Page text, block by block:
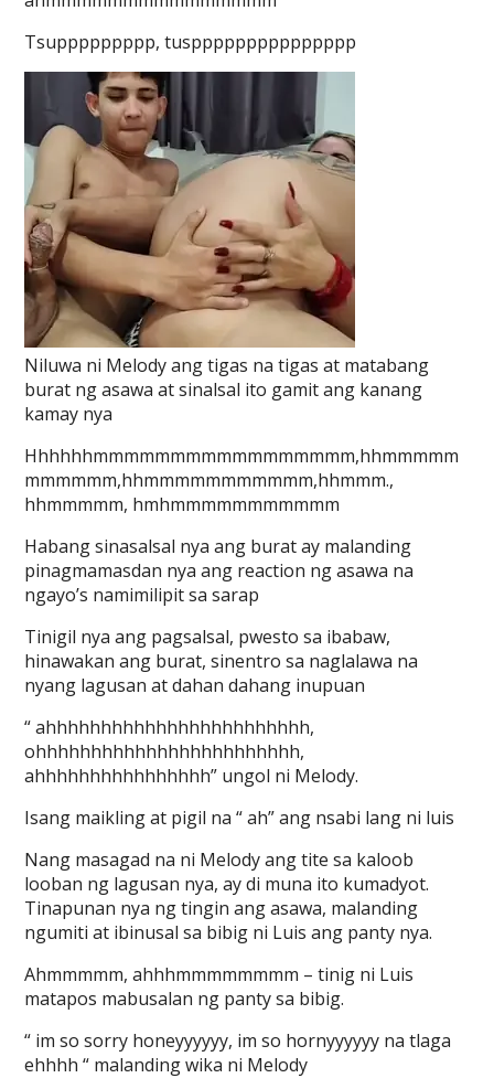
Tsuppppppppp, tusppppppppppppppp
Niluwa ni Melody ang tigas na tigas at matabang
burat ng asawa at sinalsal ito gamit ang kanang
kamay nya
Hhhhhhmmmmmmmmmmmmmmmmm,hhmmmmm
mmmmmm,hhmmmmmmmmmmm,hhmmm.,
hhmmmmm, hmhmmmmmmmmmmm
Habang sinasalsal nya ang burat ay malanding
pinagmamasdan nya ang reaction ng asawa na
ngayo’s namimilipit sa sarap
Tinigil nya ang pagsalsal, pwesto sa ibabaw,
hinawakan ang burat, sinentro sa naglalawa na
nyang lagusan at dahan dahang inupuan
“ ahhhhhhhhhhhhhhhhhhhhhhhh,
ohhhhhhhhhhhhhhhhhhhhhhhh,
ahhhhhhhhhhhhhhhh” ungol ni Melody.
Isang maikling at pigil na “ ah” ang nsabi lang ni luis
Nang masagad na ni Melody ang tite sa kaloob
looban ng lagusan nya, ay di muna ito kumadyot.
Tinapunan nya ng tingin ang asawa, malanding
ngumiti at ibinusal sa bibig ni Luis ang panty nya.
Ahmmmmm, ahhhmmmmmmmm – tinig ni Luis
matapos mabusalan ng panty sa bibig.
“ im so sorry honeyyyyyy, im so hornyyyyyy na tlaga
ehhhh “ malanding wika ni Melody